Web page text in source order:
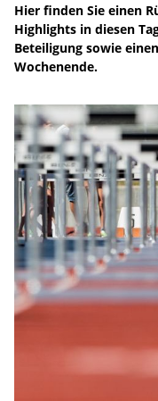
Hier finden Sie einen
Highlights in diesen
Beteiligung sowie
Wochenende.